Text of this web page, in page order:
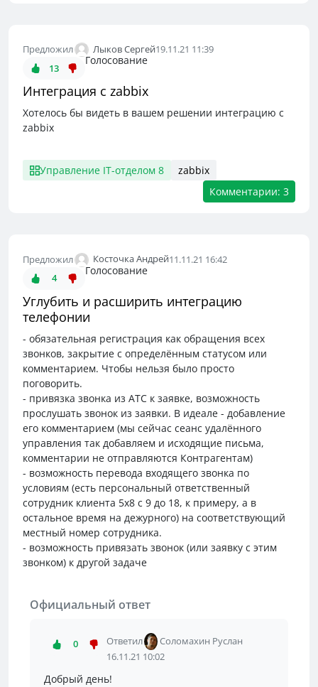
Предложил Лыков Сергей19.11.21 11:39
13
Голосование
Интеграция с zabbix
Хотелось бы видеть в вашем решении интеграцию с
zabbix
Управление IT-отделом 8
zabbix
Комментарии: 3
Предложил Косточка Андрей11.11.21 16:42
4
Голосование
Углубить и расширить интеграцию
телефонии
- обязательная регистрация как обращения всех
звонков, закрытие с определённым статусом или
комментарием. Чтобы нельзя было просто
поговорить.
- привязка звонка из АТС к заявке, возможность
прослушать звонок из заявки. В идеале - добавление
его комментарием (мы сейчас сеанс удалённого
управления так добавляем и исходящие письма,
комментарии не отправляются Контрагентам)
- возможность перевода входящего звонка по
условиям (есть персональный ответственный
сотрудник клиента 5х8 с 9 до 18, к примеру, а в
остальное время на дежурного) на соответствующий
местный номер сотрудника.
- возможность привязать звонок (или заявку с этим
звонком) к другой задаче
Официальный ответ
0 Ответил
Соломахин Руслан
16.11.21 10:02
Добрый день!